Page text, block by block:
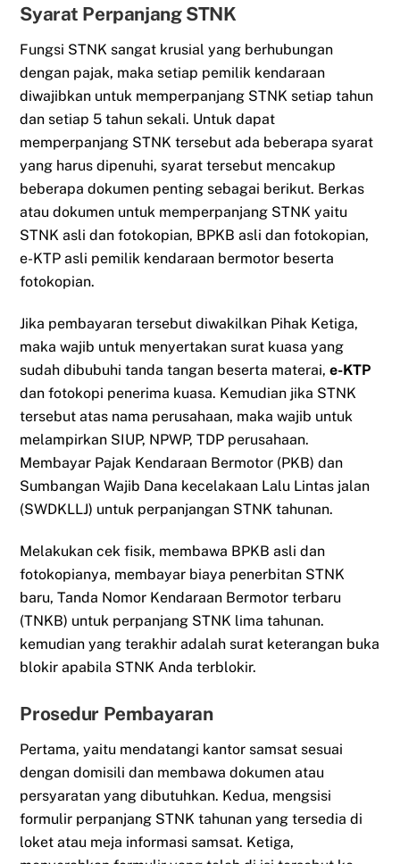
Syarat Perpanjang STNK
Fungsi STNK sangat krusial yang berhubungan
dengan pajak, maka setiap pemilik kendaraan
diwajibkan untuk memperpanjang STNK setiap tahun
dan setiap 5 tahun sekali. Untuk dapat
memperpanjang STNK tersebut ada beberapa syarat
yang harus dipenuhi, syarat tersebut mencakup
beberapa dokumen penting sebagai berikut. Berkas
atau dokumen untuk memperpanjang STNK yaitu
STNK asli dan fotokopian, BPKB asli dan fotokopian,
e-KTP asli pemilik kendaraan bermotor beserta
fotokopian.
Jika pembayaran tersebut diwakilkan Pihak Ketiga,
maka wajib untuk menyertakan surat kuasa yang
sudah dibubuhi tanda tangan beserta materai,e-KTP
dan fotokopi penerima kuasa. Kemudian jika STNK
tersebut atas nama perusahaan, maka wajib untuk
melampirkan SIUP, NPWP, TDP perusahaan.
Membayar Pajak Kendaraan Bermotor (PKB) dan
Sumbangan Wajib Dana kecelakaan Lalu Lintas jalan
(SWDKLLJ) untuk perpanjangan STNK tahunan.
Melakukan cek fisik, membawa BPKB asli dan
fotokopianya, membayar biaya penerbitan STNK
baru, Tanda Nomor Kendaraan Bermotor terbaru
(TNKB) untuk perpanjang STNK lima tahunan.
kemudian yang terakhir adalah surat keterangan buka
blokir apabila STNK Anda terblokir.
Prosedur Pembayaran
Pertama, yaitu mendatangi kantor samsat sesuai
dengan domisili dan membawa dokumen atau
persyaratan yang dibutuhkan. Kedua, mengsisi
formulir perpanjang STNK tahunan yang tersedia di
loket atau meja informasi samsat. Ketiga,